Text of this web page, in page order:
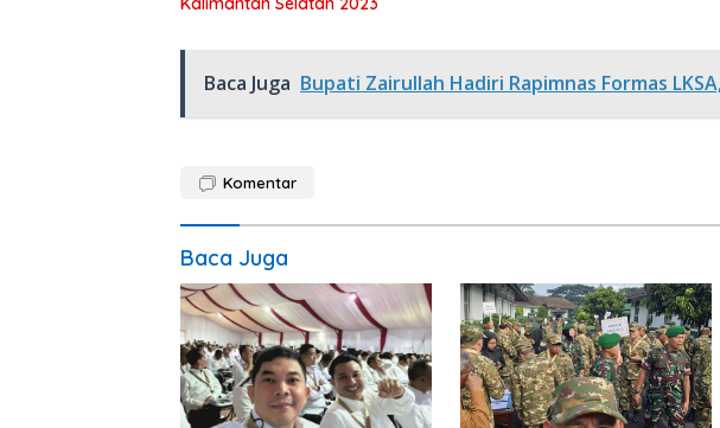
Baca Juga Bupati Zairullah Hadiri Rapimnas Formas
Komentar
Baca Juga